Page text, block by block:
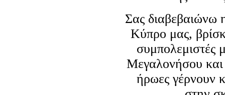
Σας διαβεβαιώνω
Κύπρο μας,
συμπολεμιστές
Μεγαλονήσου και
ήρωες γέρνουν